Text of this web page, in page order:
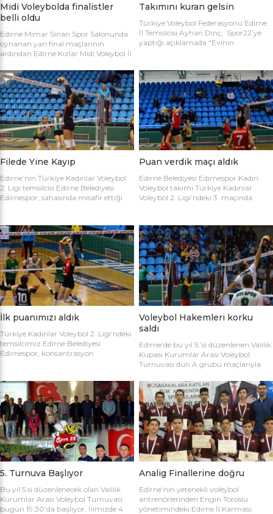
Midi Voleybolda finalistler
belli oldu
Edirne Mimar Sinan Spor Salonunda
oynanan yarı final maçlarının
ardından Edirne Kızlar Midi Voleybol İl
oynamaya hak kazanan takımlar
belirlendi. İlk oynanan yarı final
maçında Atletik Trakya takımını 25-
17, 25-7 ve 25-20’lik setlerle 3-0
mağlup eden Keşan Yıldızı takımı
finale adını ilk yazdıran takım oldu.
Oynanan ikinci maçta Avrupa
Yıldızları ile Kırcasalih […]
Takımını kuran gelsin
Türkiye Voleybol Federasyonu Edirne
İl Temsilcisi Ayhan Dinç, Spor22’ye
yaptığı açıklamada “Evinin
Temsilciliği olarak “Evinin Sultanları”
ismiyle Kadın Voleybol Turnuvası
organize ediliyor. 18 yaşını doldurmuş
tüm kadınların katılımına açık olan
turnuvaya katılım için takım
kaptanlarının sporcu listesini sağlık
raporlarıyla(sağlık ocağından
alınması yeterli) birlikte Gençlik Spor
İl […]
Filede Yine Kayıp
Edirne’nin Türkiye Kadınlar Voleybol
2. Ligi temsilcisi Edirne Belediyesi
Edirnespor, sahasında misafir ettiği
temsilcimiz Edirne Belediyesi
Edirnespor, Mimar Sinan Spor
Salonu’nda Manisa Salihli
Belediyespor’la karşılaştı. Takımlar
sahaya şu kadrolarla çıktılar: Edirne
Belediyesi Edirnespor: Simge, Edanur,
Sibel, Cere, Simge, Yaren, Halime,
Selay, Kübra, Deniz Salihli Belediye
Spor: […]
Puan verdik maçı aldık
Edirne Belediyesi Edirnespor Kadın
Voleybol takımı Türkiye Kadınlar
Voleybol 2. Ligi’ndeki 3. maçında
Salonu’nda Metin Demirbağ ve
Emrah Baran’ın yönettiği
karşılaşmaya takımlar şu kadrolarla
çıktılar: EDİRNESPOR: Simge
Gülağız, Edanur Bayraklı, Sibel Mert,
Ceren Atica, Simge Erden, S. Yaren
Tank, Halime Akay, Selay Çalışkan,
Büşra […]
İlk puanımızı aldık
Türkiye Kadınlar Voleybol 2. Ligi’ndeki
temsilcimiz Edirne Belediyesi
Edirnespor, konsantrasyon
Kadınlar Voleybol 2. Ligi’ne devam
edilirken Edirnespor Kadın Voleybol
Takımı Mimar Sinan Spor Salonu’nda
kendi seyircisi önünde ilk maçına çıktı.
İlk maçında deplasmanda Bursa
Nilüfer Belediyesi’ne 3-0 mağlup
olmuştu. İkinci maçında konuk ettiği
Biga […]
Voleybol Hakemleri korku
saldı
Edirne’de bu yıl 5.’si düzenlenen Valilik
Kupası Kurumlar Arası Voleybol
Turnuvası dün A grubu maçlarıyla
ile Ecacılar Odası karşı karşıya geldi.
Maçı üçyüzden fazla voleybol sever
izledi. Takımlar sahaya şu kadrolarla
çıktılar: Voleybol Hakemleri: Oğulcan
Kuru, Öyküm Akıncı, Ecem Göçmen,
Özge Göktaş, Rabia Acun, Gökay
Karatop, Semih Sormaz, Coşkun
Özsoy […]
5. Turnuva Başlıyor
Bu yıl 5.si düzenlenecek olan Valilik
Kurumlar Arası Voleybol Turnuvası
bugün 19:30’da başlıyor. İlimizde 4
Analig Finallerine doğru
Edirne’nin yetenekli voleybol
antrenörlerinden Engin Toroslu
yönetimindeki Edirne İl Karması,